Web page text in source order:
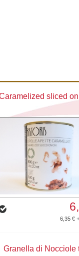
sliced
6,35 €
Granella di Nocciole